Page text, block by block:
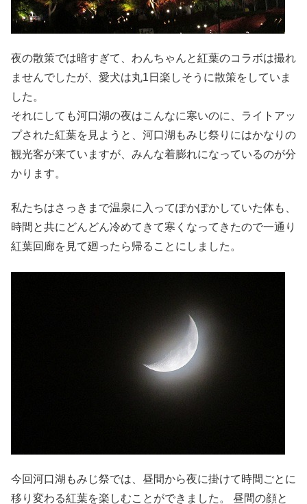
夜の散策では暗すぎて、わんちゃんと紅葉のコラボは撮れ
ませんでしたが、愛犬は丸1日楽しそうに散策をしていま
した。
それにしても河口湖の夜はこんなに寒いのに、ライトアッ
プされた紅葉を見ようと、河口湖もみじ祭りにはかなりの
観光客が来ていますが、みんな着膨れになっているのが分
かります。
私たちはさっきまで温泉に入ってぽかぽかしていた体も、
時間と共にどんどん冷めてきて寒くなってきたので一通り
紅葉回廊を見て廻ったら帰ることにしました。
今回河口湖もみじ祭では、昼間から夜に掛けて時間ごとに
移り変わる紅葉を楽しむことができました。 昼間の顔と